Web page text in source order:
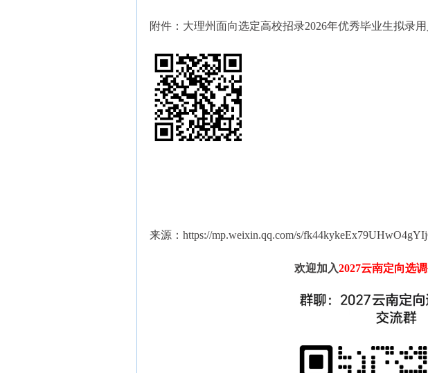
附件：大理州面向选定高校招录2026年优秀毕业生拟录
来源：https://mp.weixin.qq.com/s/
欢迎加入2027云南定向选